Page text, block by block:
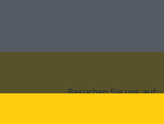
Besuchen Sie uns auf: